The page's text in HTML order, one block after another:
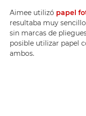
Aimee utilizó papel
resultaba muy
sin marcas de
posible utilizar papel
ambos.